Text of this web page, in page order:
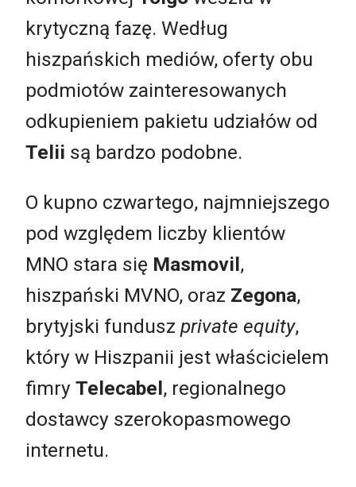
krytyczną fazę. Według
hiszpańskich mediów, oferty obu
podmiotów zainteresowanych
odkupieniem pakietu udziałów od
Telii są bardzo podobne.
O kupno czwartego, najmniejszego
pod względem liczby klientów
MNO stara się Masmovil,
hiszpański MVNO, oraz Zegona,
brytyjski fundusz private equity,
który w Hiszpanii jest właścicielem
fimry Telecabel, regionalnego
dostawcy szerokopasmowego
internetu.